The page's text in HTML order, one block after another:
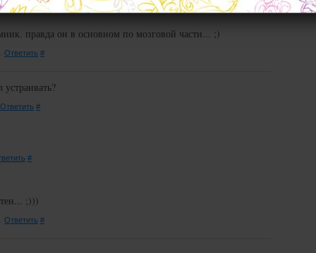
Ответить #
правда он в основном по мозговой части... ;)
Ответить #
Ответить #
#
;)))
Ответить #
на секс и насилие;
вышеперечисленное.
пожаловать!
- включите cookies в настройках браузера.